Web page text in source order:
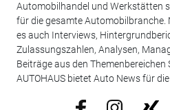
Automobilhandel und Werkstätten
für die gesamte Automobilbranche.
es auch Interviews,
Zulassungszahlen, Analysen,
Beiträge aus den Themenbereichen
AUTOHAUS bietet Auto News für